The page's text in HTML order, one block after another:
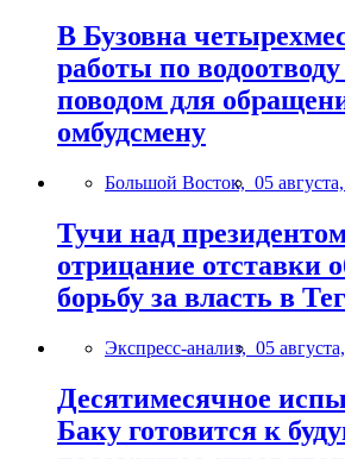
В Бузовна
работы по
поводом для
омбудсмену
Большой Восток, 05
Тучи над
отрицание отставки
борьбу за власть в
Экспресс-анализ, 05
Десятимесячное
Баку готовится к